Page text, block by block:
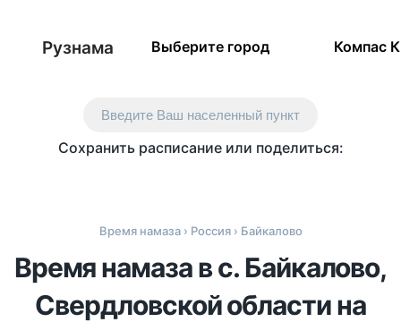
Рузнама Выберите город Компас
Введите Ваш населенный пункт
Сохранить расписание или поделиться:
Время намаза› Россия› Байкалово
Время намаза в с. Байкалово,
Свердловской области на